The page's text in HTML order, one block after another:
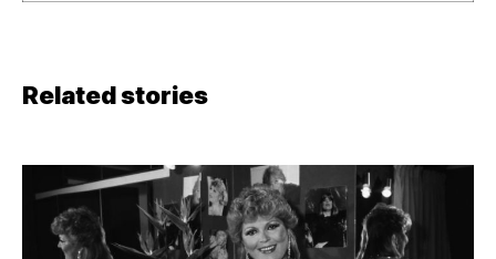
Related stories